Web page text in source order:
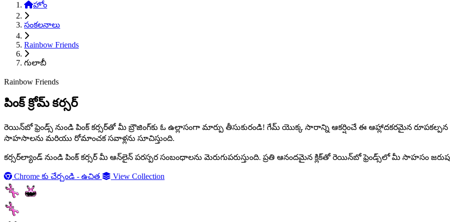
హోం
సంకలనాలు
Rainbow Friends
గులాబీ
Rainbow Friends
పింక్ క్రోమ్ కర్సర్
రెయిన్‌బో ఫ్రెండ్స్ నుండి పింక్ కర్సర్‌తో మీ బ్రౌజింగ్‌కు ఓ ఉల్లాసంగా మార్పు తీసుకురండి! గేమ్ యొక్క సారాన్ని ఆకర్షించే ఈ ఆహ్లాదకరమైన రూపకల్పన
సాహసాలను మరియు రోమాంచక సవాళ్లను సూచిస్తుంది.
కర్సర్‌ల్యాండ్ నుండి పింక్ కర్సర్ మీ ఆన్‌లైన్ పరస్పర సంబంధాలను మెరుగుపరుస్తుంది. ప్రతి ఆనందమైన క్లిక్‌తో రెయిన్‌బో ఫ్రెండ్స్‌లో మీ సాహసం
Chrome కు చేర్చండి - ఉచిత View Collection